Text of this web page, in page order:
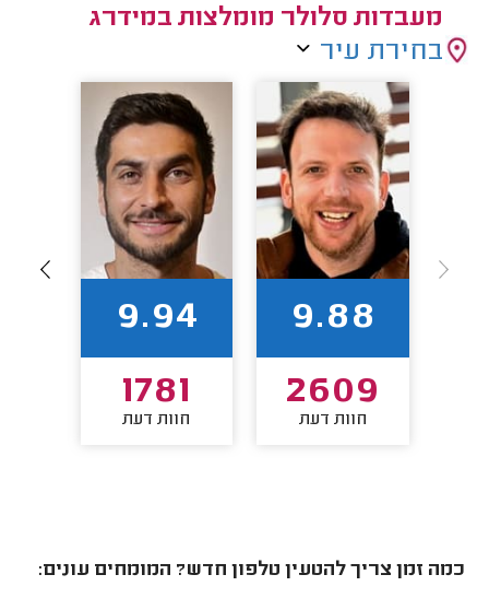
מעבדות סלולר מומלצות במידרג
בחירת עיר
9.88
2609
חוות דעת
9.94
1781
חוות דעת
כמה זמן צריך להטעין טלפון חדש? המומחים עונים: